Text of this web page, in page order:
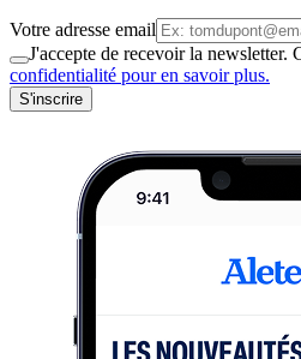
Votre adresse email
J'accepte de recevoir la newsletter.
confidentialité pour en savoir plus.
S'inscrire